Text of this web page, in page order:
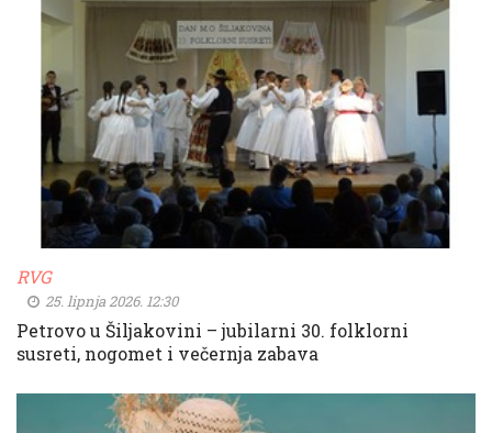
RVG
25. lipnja 2026. 12:30
Petrovo u Šiljakovini – jubilarni 30. folklorni
susreti, nogomet i večernja zabava